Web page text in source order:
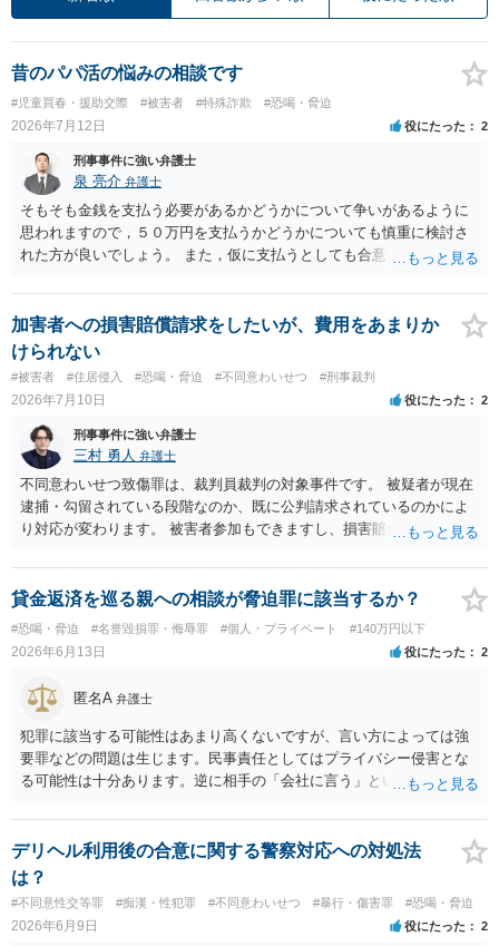
昔のパパ活の悩みの相談です
#児童買春・援助交際 #被害者 #特殊詐欺 #恐喝・脅迫
2026年7月12日 役にたった 2
刑事事件に強い弁護士
泉 亮介 弁護士
そもそも金銭を支払う必要があるかどうかについて争いがあるように
思われますので，５０万円を支払うかどうかについても慎重に検討さ
れた方が良いでしょう。 また，仮に支払うとしても合意書を交わし，
面を作成したうえで支払いをする必要があるでしょう。 一度弁護士に
相談をされた方が良いかと思われます。
加害者への損害賠償請求をしたいが、費用をあまりか
けられない
#被害者 #住居侵入 #恐喝・脅迫 #不同意わいせつ #刑事裁判
2026年7月10日 役にたった 2
刑事事件に強い弁護士
三村 勇人 弁護士
不同意わいせつ致傷罪は、裁判員裁判の対象事件です。 被疑者が現在
逮捕・勾留されている段階なのか、既に公判請求されているのかによ
り対応が変わります。 被害者参加もできますし、損害賠償命令制度も
第三者を保証人とする内容で債務名義を取得できるの、まずは刑事和
解を検討します。 弁護士に依頼せず、ご自身で手続きを進めることは
できますが、経験上うまくいった例をみたことがありません。 弁護士
へご相談されることをお勧めはいたします。 ※余談ですが、被害者通
知を依頼すると現在の検察庁での捜査進行や公判期日を知ることがで
きますので、送致後であれば検察庁に電話してみてください。
貸金返済を巡る親への相談が脅迫罪に該当するか？
#恐喝・脅迫 #名誉毀損罪・侮辱罪 #個人・プライベート #140万円以下
2026年6月13日 役にたった 2
匿名A 弁護士
犯罪に該当する可能性はあまり高くないですが、言い方によっては強
要罪などの問題は生じます。民事責任としてはプライバシー侵害とな
る可能性は十分あります。逆に相手の「会社に言う」という発言は脅
（双方の主張ともに取り合わない）でしょう。 返済がなされないので
あれば訴訟や支払督促など法的措置を取るべきというのが法律相談と
しての模範解答となります。「親に言う」という行為が犯罪に該当し
ないとしても、本件のように余計なトラブルを招き、相手が反発して
任意の返済が期待できなくなり、事情によっては不法行為を主張され
て事実上相殺（減額）となってしまうリスクもあり、何の得にもなり
デリヘル利用後の合意に関する警察対応への対処法
は？
#不同意性交等罪 #痴漢・性犯罪 #不同意わいせつ #暴行・傷害罪 #恐喝・脅迫
2026年6月9日 役にたった 2